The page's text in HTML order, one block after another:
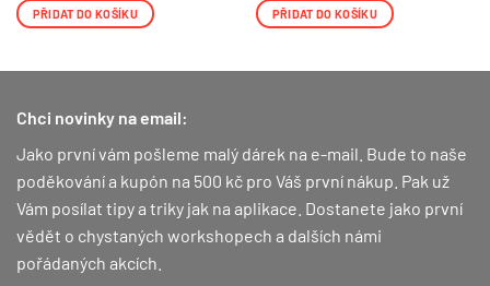
PŘIDAT DO KOŠÍKU PŘIDAT DO KOŠÍKU
Chci novinky na email:
Jako první vám pošleme malý dárek na e-mail. Bude to naše
poděkování a kupón na 500 kč pro Váš první nákup. Pak už
Vám posílat tipy a triky jak na aplikace. Dostanete jako první
vědět o chystaných workshopech a dalších námi
pořádaných akcích.